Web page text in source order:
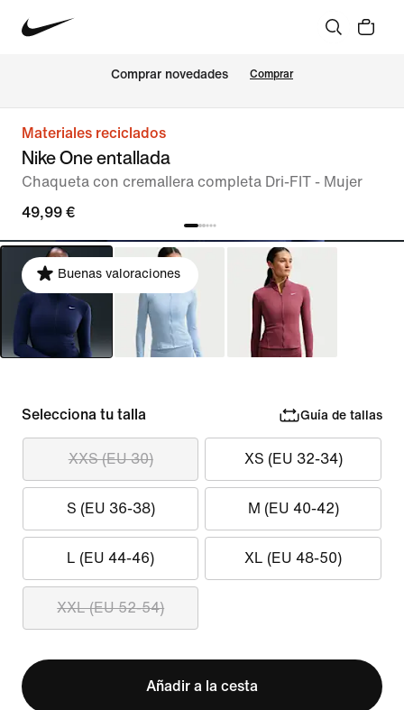
Comprar novedades Comprar
Materiales reciclados
Nike One entallada
Chaqueta con cremallera completa Dri-FIT - Mujer
49,99 €
Buenas valoraciones
Selecciona tu talla Guía de tallas
XXS (EU 30) XS (EU 32-34)
S (EU 36-38) M (EU 40-42)
L (EU 44-46) XL (EU 48-50)
XXL (EU 52-54)
Añadir a la cesta